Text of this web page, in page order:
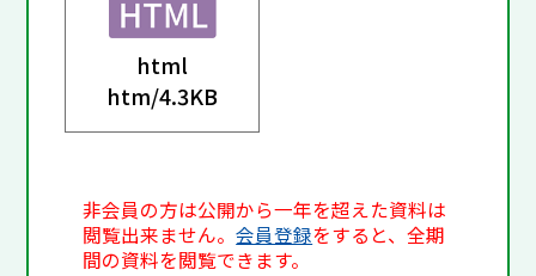
html
htm/4.3KB
非会員の方は公開から一年を超えた資料は
閲覧出来ません。会員登録をすると、全期
間の資料を閲覧できます。